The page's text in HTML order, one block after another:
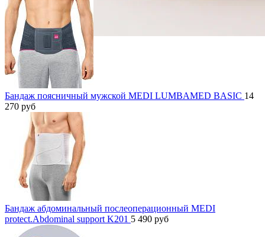
Бандаж поясничный мужской MEDI LUMBAMED BASIC 14
270 руб
Бандаж абдоминальный послеоперационный MEDI
protect.Abdominal support K201 5 490 руб